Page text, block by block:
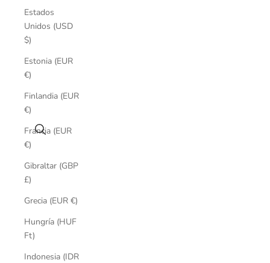
Buscar
Estados
Unidos (USD
$)
Estonia (EUR
€)
Finlandia (EUR
€)
Francia (EUR
€)
Gibraltar (GBP
£)
Grecia (EUR €)
Hungría (HUF
Ft)
Indonesia (IDR